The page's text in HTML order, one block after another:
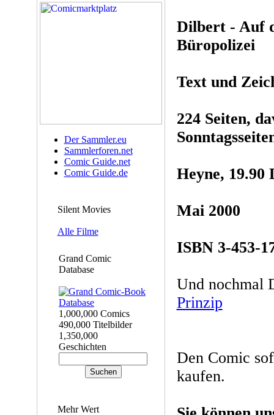
Der Sammler.eu
Sammlerforen.net
Comic Guide.net
Comic Guide.de
Silent Movies
Alle Filme
Grand Comic
Database
1,000,000 Comics
490,000 Titelbilder
1,350,000
Geschichten
Mehr Wert
Dilbert - Auf
Büropolizei
Text und
224 Seiten,
Heyne, 19.90
Mai 2000
ISBN 3-453-
Und nochmal
Prinzip
Den Comic
kaufen.